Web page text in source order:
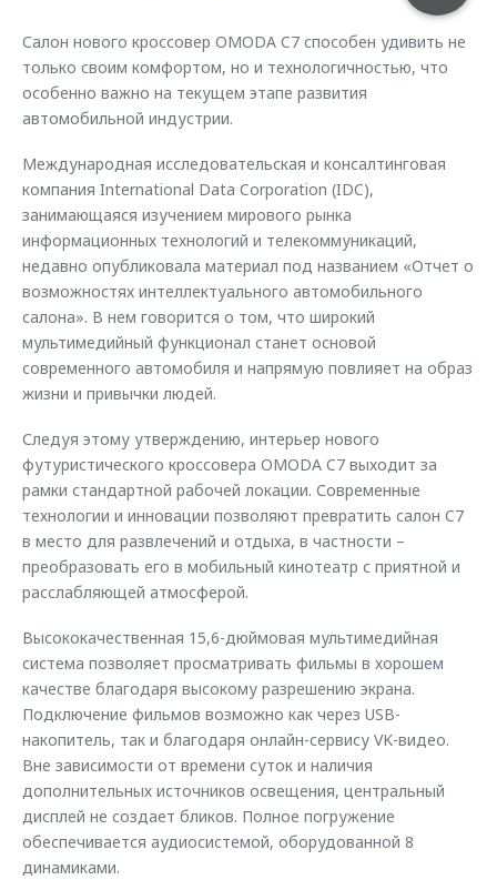
Кредитный калькулятор
Аксессуары
Оригинальные аксессуары
Трейд-ин
Калькулятор трейд-ин
O&J Автоклуб
Клуб владельцев OMODA
Аксессуары
Одежда и сувениры
Оригинальные аксессуары
Запчасти
Салон нового кроссовер OMODA C7 способен удивить не
только своим комфортом, но и технологичностью, что
особенно важно на текущем этапе развития
автомобильной индустрии.
Международная исследовательская и консалтинговая
компания International Data Corporation (IDC),
занимающаяся изучением мирового рынка
информационных технологий и телекоммуникаций,
недавно опубликовала материал под названием «Отчет о
возможностях интеллектуального автомобильного
салона». В нем говорится о том, что широкий
мультимедийный функционал станет основой
современного автомобиля и напрямую повлияет на образ
жизни и привычки людей.
Следуя этому утверждению, интерьер нового
футуристического кроссовера OMODA C7 выходит за
рамки стандартной рабочей локации. Современные
технологии и инновации позволяют превратить салон C7
в место для развлечений и отдыха, в частности –
преобразовать его в мобильный кинотеатр с приятной и
расслабляющей атмосферой.
Высококачественная 15,6-дюймовая мультимедийная
система позволяет просматривать фильмы в хорошем
качестве благодаря высокому разрешению экрана.
Подключение фильмов возможно как через USB-
накопитель, так и благодаря онлайн-сервису VK-видео.
Вне зависимости от времени суток и наличия
дополнительных источников освещения, центральный
дисплей не создает бликов. Полное погружение
обеспечивается аудиосистемой, оборудованной 8
динамиками.